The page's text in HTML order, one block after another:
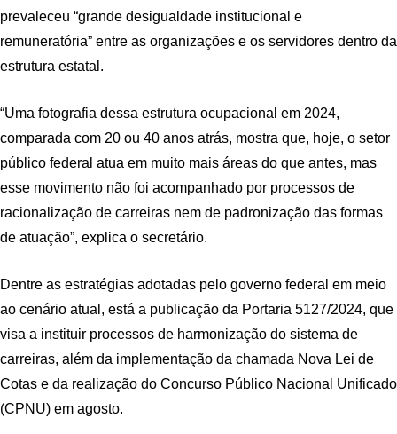
prevaleceu “grande desigualdade institucional e
remuneratória” entre as organizações e os servidores dentro da
estrutura estatal.
“Uma fotografia dessa estrutura ocupacional em 2024,
comparada com 20 ou 40 anos atrás, mostra que, hoje, o setor
público federal atua em muito mais áreas do que antes, mas
esse movimento não foi acompanhado por processos de
racionalização de carreiras nem de padronização das formas
de atuação”, explica o secretário.
Dentre as estratégias adotadas pelo governo federal em meio
ao cenário atual, está a publicação da Portaria 5127/2024, que
visa a instituir processos de harmonização do sistema de
carreiras, além da implementação da chamada Nova Lei de
Cotas e da realização do Concurso Público Nacional Unificado
(CPNU) em agosto.